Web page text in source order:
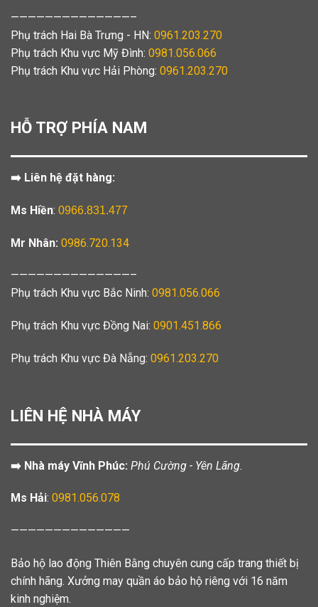
——————————————–
Phụ trách Hai Bà Trưng - HN: 0961.203.270
Phụ trách Khu vực Mỹ Đình: 0981.056.066
Phụ trách Khu vực Hải Phòng: 0961.203.270
HỖ TRỢ PHÍA NAM
➡️ Liên hệ đặt hàng:
Ms Hiền: 0966.831.477
Mr Nhân: 0986.720.134
——————————————–
Phụ trách Khu vực Bắc Ninh: 0981.056.066
Phụ trách Khu vực Đồng Nai: 0901.451.866
Phụ trách Khu vực Đà Nẵng: 0961.203.270
LIÊN HỆ NHÀ MÁY
➡️ Nhà máy Vĩnh Phúc: Phú Cường - Yên Lãng.
Ms Hải: 0981.056.078
——————————————
Bảo hộ lao động Thiên Bằng chuyên cung cấp trang thiết bị
chính hãng. Xưởng may quần áo bảo hộ riêng với 16 năm
kinh nghiệm.